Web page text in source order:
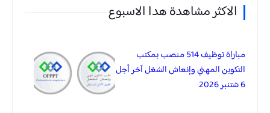
الاكثر مشاهدة هدا الاسبوع
مباراة توظيف 514 منصب بمكتب
التكوين المهني وإنعاش الشغل آخر أجل
6 شتنبر 2026